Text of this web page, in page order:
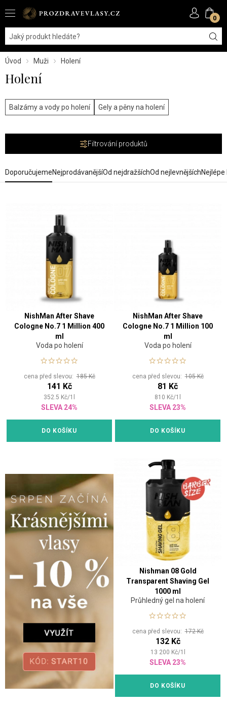
0
Úvod Muži Holení
Holení
Balzámy a vody po holení Gely a pěny na holení
Filtrování produktů
DoporučujemeNejprodávanějšíOd nejdražšíchOd nejlevnějších
NishMan After Shave
Cologne No.7 1 Million 400
ml
Voda po holení
cena před slevou:185 Kč
141 Kč
352.5 Kč/1
SLEVA 24%
DO KOŠÍKU
NishMan After Shave
Cologne No.7 1 Million 100
ml
Voda po holení
cena před slevou:105 Kč
81 Kč
810 Kč/1
SLEVA 23%
DO KOŠÍKU
Nishman 08 Gold
Transparent Shaving Gel
1000 ml
Průhledný gel na holení
cena před slevou:172 Kč
132 Kč
13 200 Kč/1
SLEVA 23%
DO KOŠÍKU